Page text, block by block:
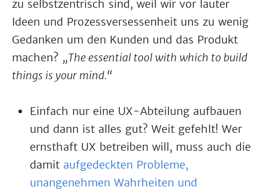
zu selbstzentrisch sind, weil wir vor lauter
Ideen und Prozessversessenheit uns zu wenig
Gedanken um den Kunden und das Produkt
machen? „The essential tool with which to build
things is your mind.“
Einfach nur eine UX-Abteilung aufbauen
und dann ist alles gut? Weit gefehlt! Wer
ernsthaft UX betreiben will, muss auch die
damit aufgedeckten Probleme,
unangenehmen Wahrheiten und